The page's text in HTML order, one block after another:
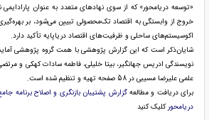
«توسعه دریامحور» که از سوی نهادهای متعدد به عنوان
خروج از وابستگی به اقتصاد تک‌محصولی تبیین می‌شود، بر
اکوسیستم‌های ساحلی و ظرفیت‌های اقتصاد دریاپایه تأکید دارد.
شایان‌ذکر است که این گزارش پژوهشی با همت گروه پژوهشی
نویسندگی ادریس جهانگیر، بیتا خلیلی، فاطمه سادات کهکی و
علمی علیرضا مسیبی در 58 صفحه تهیه و تنظیم شده است.
برای دریافت و مطالعهگزارش پشتیبان بازنگری و اصلاح برنامه
دریامحورکلیک کنید